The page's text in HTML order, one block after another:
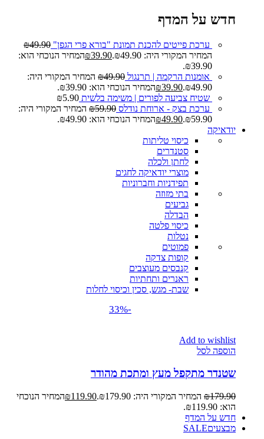
חדש על המדף
ערכת פייטים להכנת תמונת "בורא פרי הגפן" ₪49.90
המחיר המקורי היה: ₪49.90.
₪39.90
המחיר הנוכחי הוא:
₪39.90.
אומנות הרקמה | תרנגול
₪49.90
המחיר המקורי היה:
₪49.90.
₪39.90
המחיר הנוכחי הוא: ₪39.90.
שטיח צביעה לפורים | משימה בלשית
₪5.90
ערכת בצק - ארוחת נודלס
₪59.90
המחיר המקורי היה:
₪59.90.
₪49.90
המחיר הנוכחי הוא: ₪49.90.
יודאיקה
כיסוי טליתות
סטנדרים
לחתן ולכלה
מוצרי יודאיקה לחגים
תפידניות וחברוניות
בתי מזוזה
גביעים
הבדלה
כיסוי פלטה
נטלות
פמוטים
קופות צדקה
קנבסים מעוצבים
ראנרים ותחתיות
שבת- מגש, סכין וכיסוי לחלות
-33%
Add to wishlist
הוספה לסל
שטנדר מתקפל מעץ ומתכת מהודר
₪179.90 המחיר המקורי היה: ₪179.90. ₪119.90
המחיר הנוכחי
הוא: ₪119.90.
חדש על המדף
מבצעיםSALE